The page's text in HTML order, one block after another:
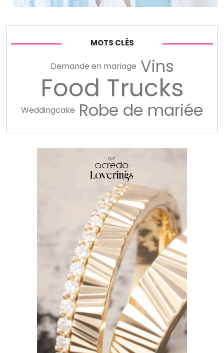
MOTS CLÉS
Demande en mariage Vins
Food Trucks
Weddingcake Robe de mariée